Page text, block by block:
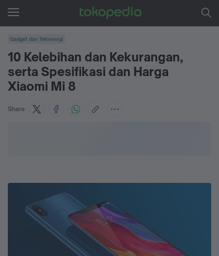
Gadget dan Teknologi
10 Kelebihan dan Kekurangan,
serta Spesifikasi dan Harga
Xiaomi Mi 8
Share